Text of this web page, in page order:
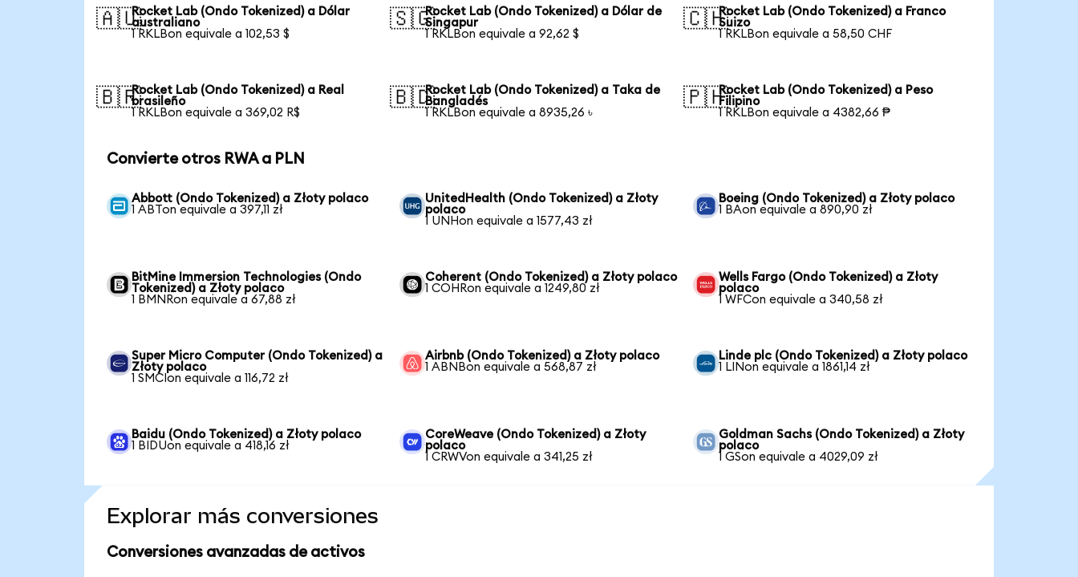
🇦🇺Rocket Lab (Ondo Tokenized) a Dólar
australiano
1 RKLBon equivale a 102,53 $
🇸🇬Rocket Lab (Ondo Tokenized) a Dólar de
Singapur
1 RKLBon equivale a 92,62 $
🇨🇭Rocket Lab (Ondo Tokenized) a Franco
Suizo
1 RKLBon equivale a 58,50 CHF
🇧🇷Rocket Lab (Ondo Tokenized) a Real
brasileño
1 RKLBon equivale a 369,02 R$
🇧🇩Rocket Lab (Ondo Tokenized) a Taka de
Bangladés
1 RKLBon equivale a 8935,26 ৳
🇵🇭Rocket Lab (Ondo Tokenized) a Peso
Filipino
1 RKLBon equivale a 4382,66 ₱
Convierte otros RWA a PLN
Abbott (Ondo Tokenized) a Złoty polaco
1 ABTon equivale a 397,11 zł
UnitedHealth (Ondo Tokenized) a Złoty
polaco
1 UNHon equivale a 1577,43 zł
Boeing (Ondo Tokenized) a Złoty polaco
1 BAon equivale a 890,90 zł
BitMine Immersion Technologies (Ondo
Tokenized) a Złoty polaco
1 BMNRon equivale a 67,88 zł
Coherent (Ondo Tokenized) a Złoty polaco
1 COHRon equivale a 1249,80 zł
Wells Fargo (Ondo Tokenized) a Złoty
polaco
1 WFCon equivale a 340,58 zł
Super Micro Computer (Ondo Tokenized) a
Złoty polaco
1 SMCIon equivale a 116,72 zł
Airbnb (Ondo Tokenized) a Złoty polaco
1 ABNBon equivale a 568,87 zł
Linde plc (Ondo Tokenized) a Złoty polaco
1 LINon equivale a 1861,14 zł
Baidu (Ondo Tokenized) a Złoty polaco
1 BIDUon equivale a 418,16 zł
CoreWeave (Ondo Tokenized) a Złoty
polaco
1 CRWVon equivale a 341,25 zł
Goldman Sachs (Ondo Tokenized) a Złoty
polaco
1 GSon equivale a 4029,09 zł
Explorar más conversiones
Conversiones avanzadas de activos